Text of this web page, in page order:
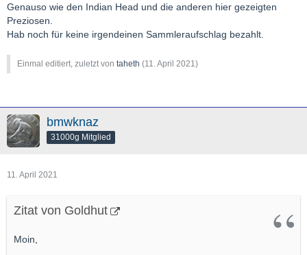
Genauso wie den Indian Head und die anderen hier gezeigten
Preziosen.
Hab noch für keine irgendeinen Sammleraufschlag bezahlt.
Einmal editiert, zuletzt von taheth (11. April 2021 )
bmwknaz
31000g Mitglied
11. April 2021
Zitat von Goldhut
Moin,